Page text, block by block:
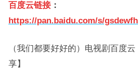
百度云链接：
https://pan.baidu.com/s/
（我们都要好好的）电视剧百度
享】